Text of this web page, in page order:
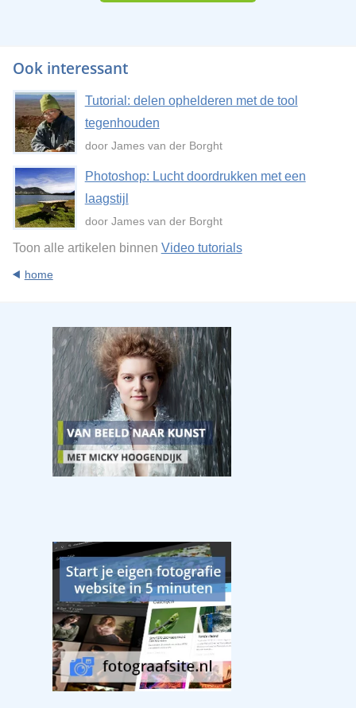
Ook interessant
Tutorial: delen ophelderen met de tool
tegenhouden
door James van der Borght
Photoshop: Lucht doordrukken met een
laagstijl
door James van der Borght
Toon alle artikelen binnen Video tutorials
home